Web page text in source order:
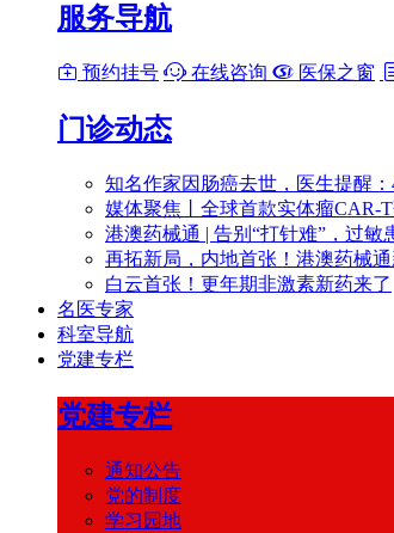
服务导航
 预约挂号 在线咨询  医保之窗
门诊动态
知名作家因肠癌去世，医生提醒
媒体聚焦丨全球首款实体瘤CAR-
港澳药械通 | 告别“打针难”，过
再拓新局，内地首张！港澳药械
白云首张！更年期非激素新药来了
名医专家
科室导航
党建专栏
党建专栏
通知公告
党的制度
学习园地